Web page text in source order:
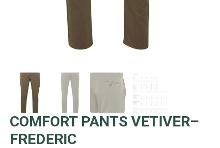
COMFORT PANTS VETIVER–
FREDERIC